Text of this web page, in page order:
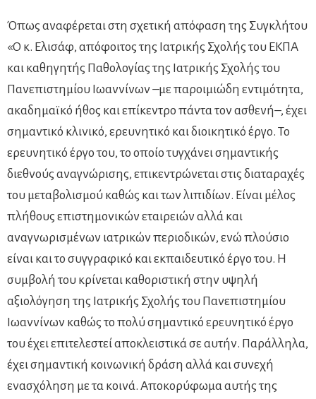
Όπως αναφέρεται στη σχετική απόφαση της Συγκλήτου
«Ο κ. Ελισάφ, απόφοιτος της Ιατρικής Σχολής του ΕΚΠΑ
και καθηγητής Παθολογίας της Ιατρικής Σχολής του
Πανεπιστημίου Ιωαννίνων –με παροιμιώδη εντιμότητα,
ακαδημαϊκό ήθος και επίκεντρο πάντα τον ασθενή–, έχει
σημαντικό κλινικό, ερευνητικό και διοικητικό έργο. Το
ερευνητικό έργο του, το οποίο τυγχάνει σημαντικής
διεθνούς αναγνώρισης, επικεντρώνεται στις διαταραχές
του μεταβολισμού καθώς και των λιπιδίων. Είναι μέλος
πλήθους επιστημονικών εταιρειών αλλά και
αναγνωρισμένων ιατρικών περιοδικών, ενώ πλούσιο
είναι και το συγγραφικό και εκπαιδευτικό έργο του. Η
συμβολή του κρίνεται καθοριστική στην υψηλή
αξιολόγηση της Ιατρικής Σχολής του Πανεπιστημίου
Ιωαννίνων καθώς το πολύ σημαντικό ερευνητικό έργο
του έχει επιτελεστεί αποκλειστικά σε αυτήν. Παράλληλα,
έχει σημαντική κοινωνική δράση αλλά και συνεχή
ενασχόληση με τα κοινά. Αποκορύφωμα αυτής της